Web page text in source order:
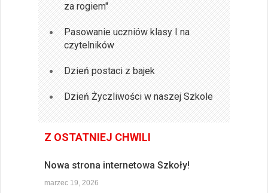
za rogiem"
Pasowanie uczniów klasy I na
czytelników
Dzień postaci z bajek
Dzień Życzliwości w naszej Szkole
Z OSTATNIEJ CHWILI
Nowa strona internetowa Szkoły!
marzec 19, 2026